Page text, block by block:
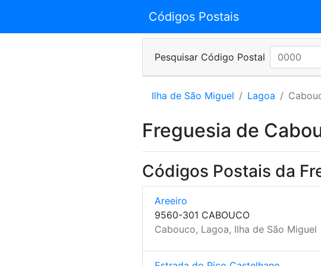
Códigos Postais
Pesquisar Código Postal
Ilha de São Miguel Lagoa
Freguesia de
Códigos Postais da
Areeiro
9560-301 CABOUCO
Cabouco, Lagoa, Ilha de São Miguel